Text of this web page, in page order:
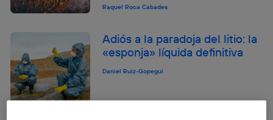
Raquel Roca Cabades
Adiós a la paradoja del litio: la
«esponja» líquida definitiva
Daniel Ruiz-Gopegui